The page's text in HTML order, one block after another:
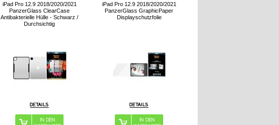
iPad Pro 12.9 2018/2020/2021
PanzerGlass ClearCase
Antibakterielle Hülle - Schwarz /
Durchsichtig
iPad Pro 12.9 2018/2020/2021
PanzerGlass GraphicPaper
Displayschutzfolie